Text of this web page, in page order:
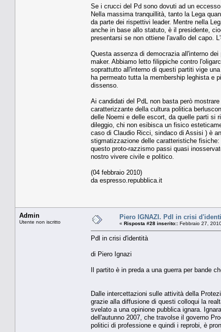
Se i crucci del Pd sono dovuti ad un
Nella massima tranquillità, tanto la Lega
da parte dei rispettivi leader. Mentre nella
anche in base allo statuto, è il presidente,
presentarsi se non ottiene l'avallo del capo.
Questa assenza di democrazia all'interno
maker. Abbiamo letto filippiche contro
soprattutto all'interno di questi partiti vige
ha permeato tutta la membership leghista e
dissenso.
Ai candidati del PdL non basta però
caratterizzante della cultura politica
delle Noemi e delle escort, da quelle parti si
dileggio, chi non esibisca un fisico
caso di Claudio Ricci, sindaco di Assisi ) è
stigmatizzazione delle caratteristiche
questo proto-razzismo passi quasi
nostro vivere civile e politico.
(04 febbraio 2010)
da espresso.repubblica.it
Admin
Utente non iscritto
Piero IGNAZI. Pdl in crisi
« Risposta #28 inserito:: Febbraio 27,
Pdl in crisi d'identità
di Piero Ignazi
Il partito è in preda a una guerra per bande
Dalle intercettazioni sulle attività della
grazie alla diffusione di questi colloqui la
svelato a una opinione pubblica ignara.
dell'autunno 2007, che travolse il governo
politici di professione e quindi i reprobi, è